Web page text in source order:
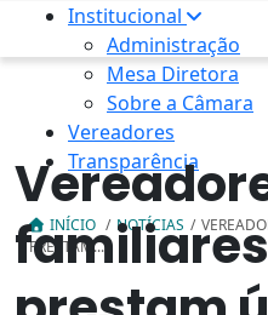
Institucional
Administração
Mesa Diretora
Sobre a Câmara
Vereadores
Transparência
INÍCIO / NOTÍCIAS /
PRESTAM...